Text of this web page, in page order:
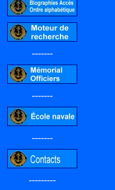
-------
-------
-------
---------